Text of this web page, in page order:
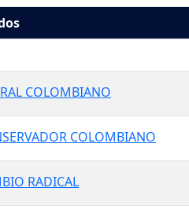
COLOMBIANO
COLOMBIANO
RADICAL